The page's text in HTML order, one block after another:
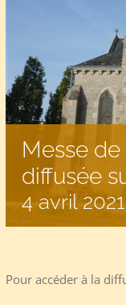
Messe
diffusée
4 avril 2021
Pour accéder à la